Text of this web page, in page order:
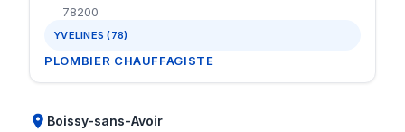
78200
YVELINES (78)
PLOMBIER CHAUFFAGISTE
Boissy-sans-Avoir